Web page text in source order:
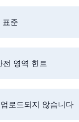
준
전 영역 힌트
로드되지 않습니다